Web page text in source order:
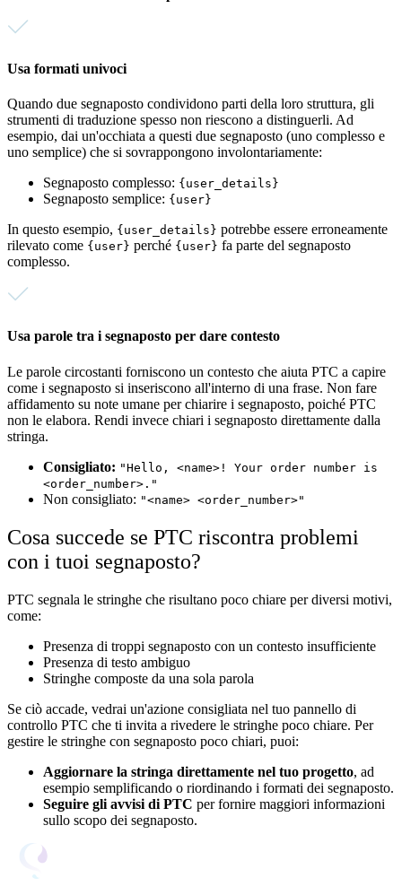
Usa formati univoci
Quando due segnaposto condividono parti della loro struttura, gli
strumenti di traduzione spesso non riescono a distinguerli. Ad
esempio, dai un'occhiata a questi due segnaposto (uno complesso e
uno semplice) che si sovrappongono involontariamente:
Segnaposto complesso: {user_details}
Segnaposto semplice: {user}
In questo esempio, {user_details} potrebbe essere erroneamente
rilevato come {user} perché {user} fa parte del segnaposto
complesso.
Usa parole tra i segnaposto per dare contesto
Le parole circostanti forniscono un contesto che aiuta PTC a capire
come i segnaposto si inseriscono all'interno di una frase. Non fare
affidamento su note umane per chiarire i segnaposto, poiché PTC
non le elabora. Rendi invece chiari i segnaposto direttamente dalla
stringa.
Consigliato: "Hello, <name>! Your order number is
<order_number>."
Non consigliato: "<name> <order_number>"
Cosa succede se PTC riscontra problemi
con i tuoi segnaposto?
PTC segnala le stringhe che risultano poco chiare per diversi motivi,
come:
Presenza di troppi segnaposto con un contesto insufficiente
Presenza di testo ambiguo
Stringhe composte da una sola parola
Se ciò accade, vedrai un'azione consigliata nel tuo pannello di
controllo PTC che ti invita a rivedere le stringhe poco chiare. Per
gestire le stringhe con segnaposto poco chiari, puoi:
Aggiornare la stringa direttamente nel tuo progetto, ad
esempio semplificando o riordinando i formati dei segnaposto.
Seguire gli avvisi di PTC per fornire maggiori informazioni
sullo scopo dei segnaposto.